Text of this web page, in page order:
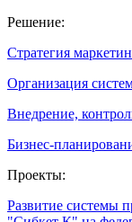
Решение:
Стратегия
Организация
Внедрение,
Бизнес-
Проекты:
Развитие системы